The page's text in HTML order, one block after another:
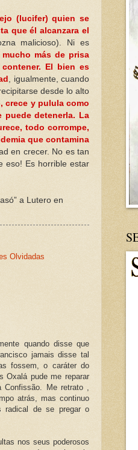
(lucifer) quien se
que él alcanzara el
malicioso). Ni es
más de prisa
El bien es
, igualmente, cuando
desde lo alto
crece y pulula como
puede detenerla. La
todo corrompe,
que contamina
en crecer. No es tan
eso! Es horrible estar
a Lutero en
Olvidadas
quando disse que
jamais disse tal
fossem, o caráter do
Oxalá pude me reparar
Me retrato ,
atrás, mas continuo
radical de se pregar o
nos seus poderosos